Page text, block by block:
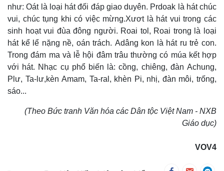
như: Oát là loại hát đối đáp giao duyên. Prdoak là hát chúc
vui, chúc tụng khi có việc mừng.Xươt là hát vui trong các
sinh hoạt vui đùa đông người. Roai tol, Roai trong là loại
hát kể lể nặng nề, oán trách. Adâng kon là hát ru trẻ con.
Trong đám ma và lễ hội đâm trâu thường có múa kết hợp
với hát. Nhạc cụ phổ biến là: cồng, chiêng, đàn Achung,
Plư, Ta-lư,kèn Amam, Ta-ral, khèn Pi, nhị, đàn môi, trống,
sáo...​
(Theo Bức tranh Văn hóa các Dân tộc Việt Nam - NXB
Giáo dục)
VOV4